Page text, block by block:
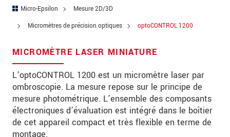
Micro-Epsilon
Mesure 2D/3D
Micromètres de précision optiques
optoCONTROL 1200
MICROMÈTRE LASER MINIATURE
L’optoCONTROL 1200 est un micromètre laser par
ombroscopie. La mesure repose sur le principe de
mesure photométrique. L’ensemble des composants
électroniques d’évaluation est intégré dans le boîtier
de cet appareil compact et très flexible en terme de
montage.
Code postal
Pays*
Téléphone
Email*